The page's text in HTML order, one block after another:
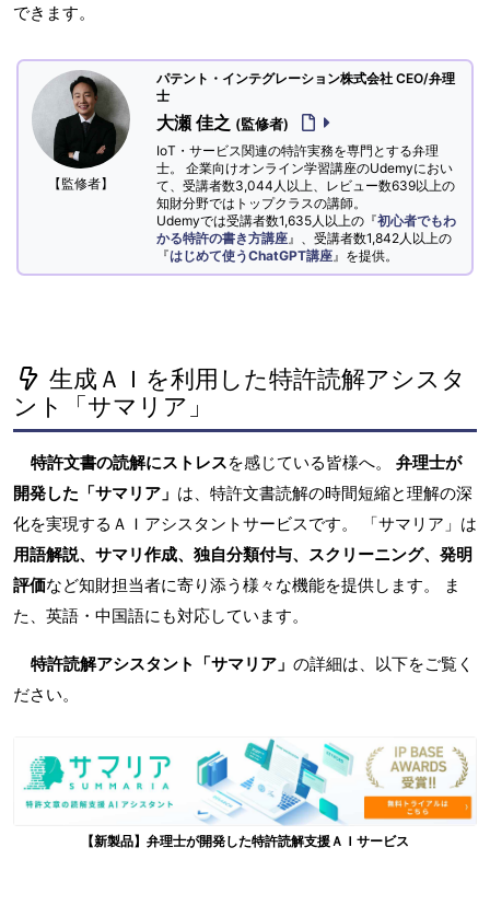
できます。
【監修者】
パテント・インテグレーション株式会社 CEO/弁理
士
大瀬 佳之 (監修者)
IoT・サービス関連の特許実務を専門とする弁理
士。 企業向けオンライン学習講座のUdemyにおい
て、受講者数3,044人以上、レビュー数639以上の
知財分野ではトップクラスの講師。
Udemyでは受講者数1,635人以上の『初心者でもわ
かる特許の書き方講座 』、受講者数1,842人以上の
『はじめて使うChatGPT講座 』を提供。
生成ＡＩを利用した特許読解アシスタ
ント「サマリア」
特許文書の読解にストレスを感じている皆様へ。 弁理士が
開発した「サマリア」 は、特許文書読解の時間短縮と理解の深
化を実現するＡＩアシスタントサービスです。 「サマリア」は
用語解説、サマリ作成、独自分類付与、スクリーニング、発明
評価など知財担当者に寄り添う様々な機能を提供します。 ま
た、英語・中国語にも対応しています。
特許読解アシスタント「サマリア」 の詳細は、以下をご覧く
ださい。
【新製品】弁理士が開発した特許読解支援ＡＩサービス